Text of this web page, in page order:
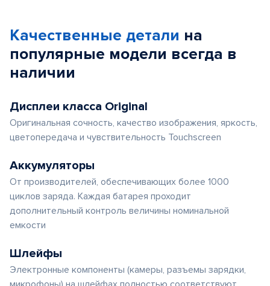
Качественные детали на
популярные модели всегда в
наличии
Дисплеи класса Original
Оригинальная сочность, качество изображения, яркость,
цветопередача и чувствительность Touchscreen
Аккумуляторы
От производителей, обеспечивающих более 1000
циклов заряда. Каждая батарея проходит
дополнительный контроль величины номинальной
емкости
Шлейфы
Электронные компоненты (камеры, разъемы зарядки,